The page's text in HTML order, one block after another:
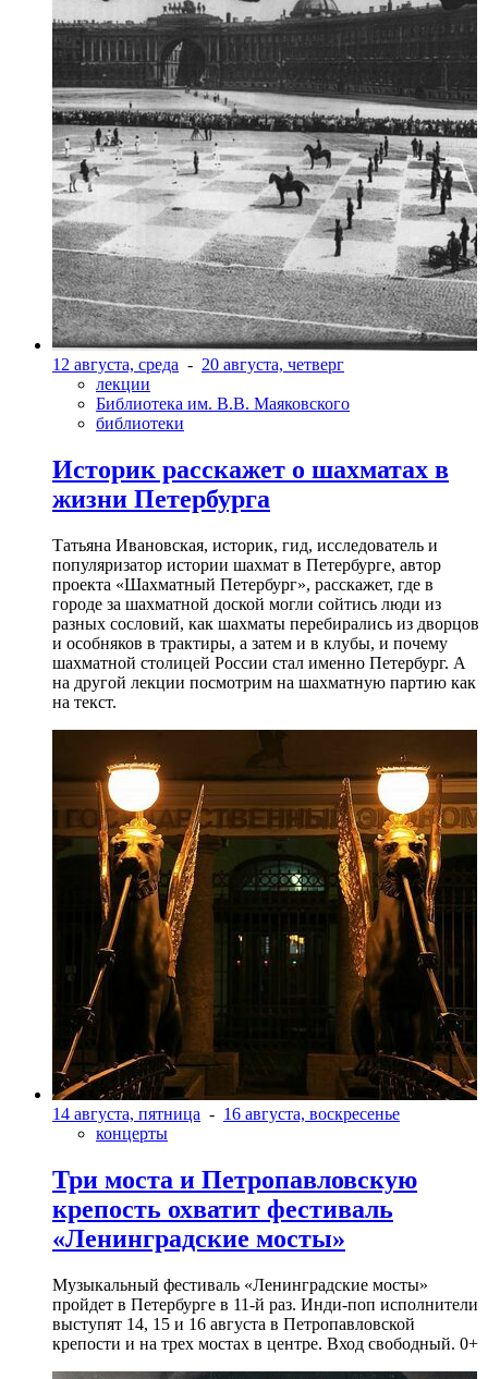
12 августа, среда - 20 августа, четверг
лекции
Библиотека им. В.В. Маяковского
библиотеки
Историк расскажет о шахматах в
жизни Петербурга
Татьяна Ивановская, историк, гид, исследователь и
популяризатор истории шахмат в Петербурге, автор
проекта «Шахматный Петербург», расскажет, где в
городе за шахматной доской могли сойтись люди из
разных сословий, как шахматы перебирались из дворцов
и особняков в трактиры, а затем и в клубы, и почему
шахматной столицей России стал именно Петербург. А
на другой лекции посмотрим на шахматную партию как
на текст.
14 августа, пятница - 16 августа, воскресенье
концерты
Три моста и Петропавловскую
крепость охватит фестиваль
«Ленинградские мосты»
Музыкальный фестиваль «Ленинградские мосты»
пройдет в Петербурге в 11-й раз. Инди-поп исполнители
выступят 14, 15 и 16 августа в Петропавловской
крепости и на трех мостах в центре. Вход свободный. 0+